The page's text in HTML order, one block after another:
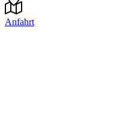
Anfahrt